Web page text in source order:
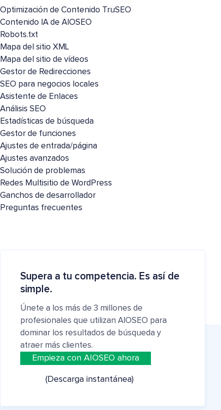
Optimización de Contenido TruSEO
Contenido IA de AIOSEO
Robots.txt
Mapa del sitio XML
Mapa del sitio de vídeos
Gestor de Redirecciones
SEO para negocios locales
Asistente de Enlaces
Análisis SEO
Estadísticas de búsqueda
Gestor de funciones
Ajustes de entrada/página
Ajustes avanzados
Solución de problemas
Redes Multisitio de WordPress
Ganchos de desarrollador
Preguntas frecuentes
Supera a tu competencia. Es así de
simple.
Únete a los más de 3 millones de
profesionales que utilizan AIOSEO para
dominar los resultados de búsqueda y
atraer más clientes.
Empieza con AIOSEO ahora
(Descarga instantánea)